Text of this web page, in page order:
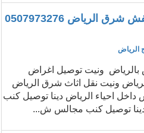
الرياض 0507973276
الرياض
ونيت توصيل اغراض
ونيت نقل اثاث شرق الرياض
داخل احياء الرياض دينا توصيل كنب
توصيل كنب مجالس ش...